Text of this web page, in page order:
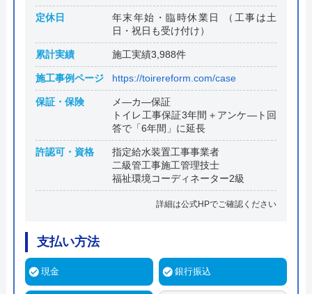
定休日
年末年始・臨時休業日 （工事は土
日・祝日も受け付け）
累計実績 施工実績3,988件
施工事例ページ https://toirereform.com/case
保証・保険
メ―カ―保証
トイレ工事保証3年間＋アンケ―ト回
答で「6年間」に延長
許認可・資格
指定給水装置工事事業者
二級管工事施工管理技士
福祉環境コーディネーター2級
詳細は公式HPでご確認ください
支払い方法
現金 銀行振込